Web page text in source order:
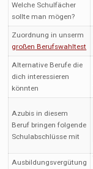
Welche Schulfächer
sollte man mögen?
Zuordnung in unserm
großen Berufswahltest
Alternative Berufe die
dich interessieren
könnten
Azubis in diesem
Beruf bringen folgende
Schulabschlüsse mit
Ausbildungsvergütung